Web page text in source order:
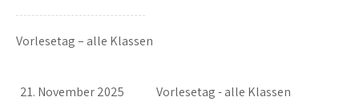
Vorlesetag – alle Klassen
21. November 2025 Vorlesetag - alle Klassen